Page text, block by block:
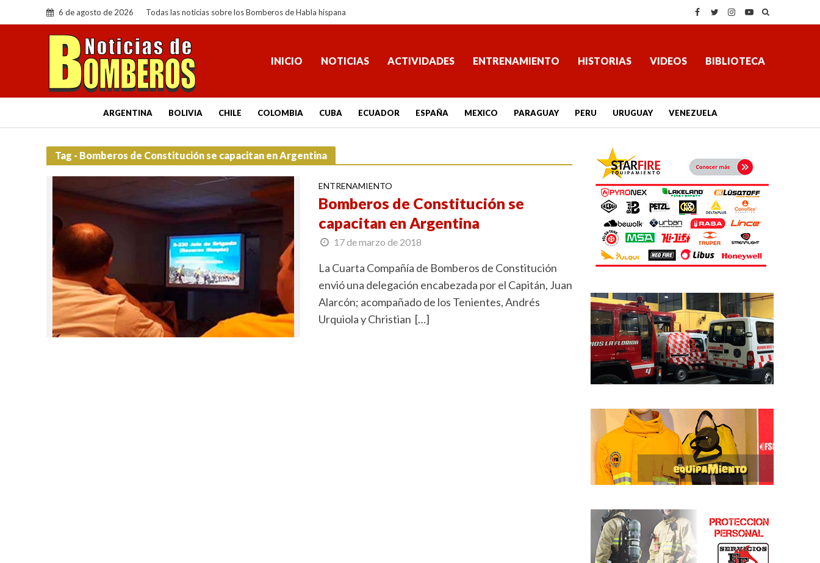
6 de agosto de 2026 Todas las noticias sobre los Bomberos de Habla hispana
INICIO NOTICIAS ACTIVIDADES ENTRENAMIENTO HISTORIAS VIDEOS BIBLIOTECA
ARGENTINA BOLIVIA CHILE COLOMBIA CUBA ECUADOR ESPAÑA MEXICO PARAGUAY PERU URUGUAY VENEZUELA
Tag - Bomberos de Constitución se capacitan en Argentina
ENTRENAMIENTO
Bomberos de Constitución se
capacitan en Argentina
17 de marzo de 2018
La Cuarta Compañía de Bomberos de Constitución
envió una delegación encabezada por el Capitán, Juan
Alarcón; acompañado de los Tenientes, Andrés
Urquiola y Christian […]